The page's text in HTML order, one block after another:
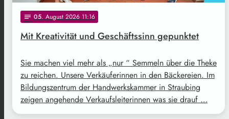
notes 05. August 2026 11:16
Mit Kreativität und Geschäftssinn gepunktet
Sie machen viel mehr als „nur “ Semmeln über die Theke
zu reichen. Unsere Verkäuferinnen in den Bäckereien. Im
Bildungszentrum der Handwerkskammer in Straubing
zeigen angehende Verkaufsleiterinnen was sie drauf …